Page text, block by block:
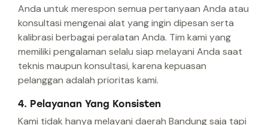
Anda untuk merespon semua pertanyaan Anda atau
konsultasi mengenai alat yang ingin dipesan serta
kalibrasi berbagai peralatan Anda. Tim kami yang
memiliki pengalaman selalu siap melayani Anda saat
teknis maupun konsultasi, karena kepuasan
pelanggan adalah prioritas kami.
4. Pelayanan Yang Konsisten
Kami tidak hanya melayani daerah Bandung saja tapi